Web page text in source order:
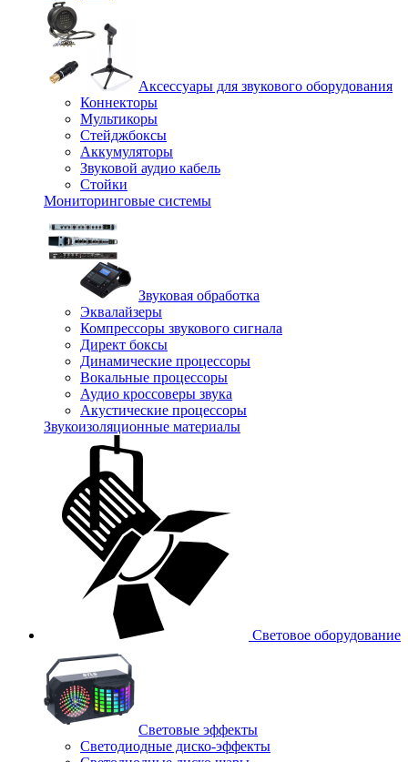
Аксессуары для звукового оборудования
Коннекторы
Мультикоры
Стейджбоксы
Аккумуляторы
Звуковой аудио кабель
Стойки
Мониторинговые системы
Звуковая обработка
Эквалайзеры
Компрессоры звукового сигнала
Директ боксы
Динамические процессоры
Вокальные процессоры
Аудио кроссоверы звука
Акустические процессоры
Звукоизоляционные материалы
Световое оборудование
Световые эффекты
Светодиодные диско-эффекты